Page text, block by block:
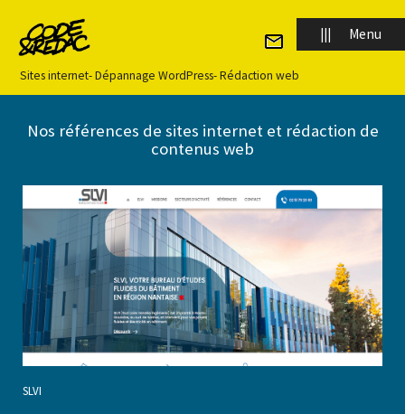
Sites internet-Dépannage WordPress-Rédaction web
||| Menu
Accueil
Qui sommes-nous ?
Notre approche
Site internet
Nos références de sites internet et rédaction de
contenus web
SLVI